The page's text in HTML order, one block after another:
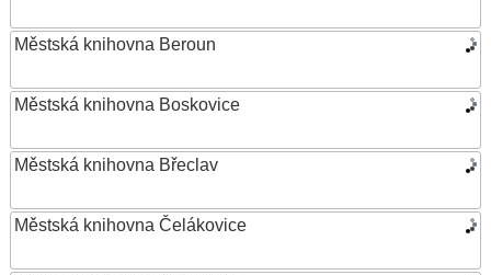
Městská knihovna Beroun
Městská knihovna Boskovice
Městská knihovna Břeclav
Městská knihovna Čelákovice